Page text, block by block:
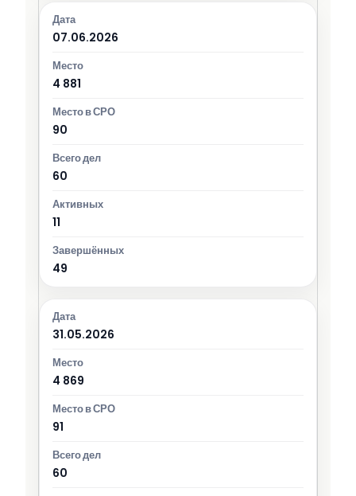
07.06.2026
4 881
90
60
11
49
31.05.2026
4 869
91
60